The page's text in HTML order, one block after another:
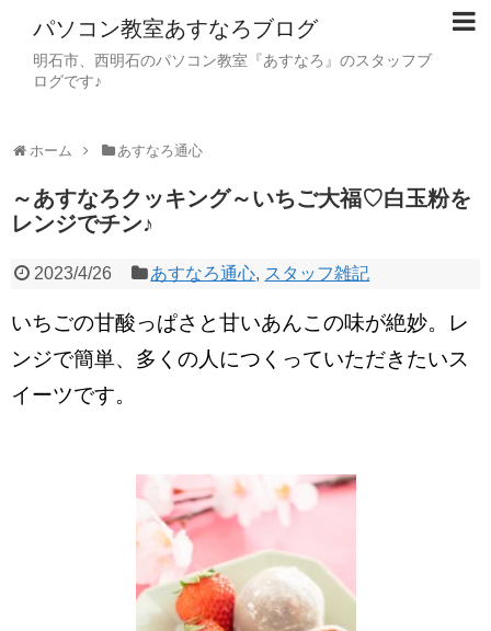
パソコン教室あすなろブログ
明石市、西明石のパソコン教室『あすなろ』のスタッフブ
ログです♪
ホーム あすなろ通心
～あすなろクッキング～いちご大福♡白玉粉を
レンジでチン♪
2023/4/26 あすなろ通心, スタッフ雑記
いちごの甘酸っぱさと甘いあんこの味が絶妙。レ
ンジで簡単、多くの人につくっていただきたいス
イーツです。